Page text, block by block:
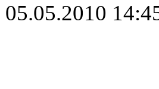
05.05.2010